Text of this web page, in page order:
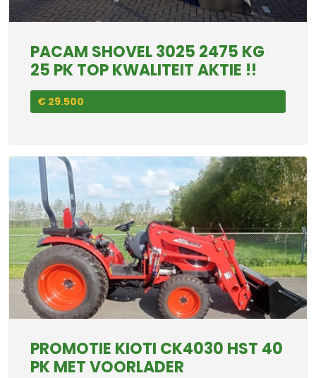
PACAM SHOVEL 3025 2475 KG
25 PK TOP KWALITEIT AKTIE !!
€ 29.500
PROMOTIE KIOTI CK4030 HST 40
PK MET VOORLADER